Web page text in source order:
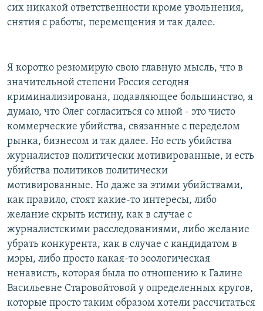
сих никакой ответственности кроме увольнения,
снятия с работы, перемещения и так далее.
Я коротко резюмирую свою главную мысль, что в
значительной степени Россия сегодня
криминализирована, подавляющее большинство, я
думаю, что Олег согласиться со мной - это чисто
коммерческие убийства, связанные с переделом
рынка, бизнесом и так далее. Но есть убийства
журналистов политически мотивированные, и есть
убийства политиков политически
мотивированные. Но даже за этими убийствами,
как правило, стоят какие-то интересы, либо
желание скрыть истину, как в случае с
журналистскими расследованиями, либо желание
убрать конкурента, как в случае с кандидатом в
мэры, либо просто какая-то зоологическая
ненависть, которая была по отношению к Галине
Васильевне Старовойтовой у определенных кругов,
которые просто таким образом хотели рассчитаться